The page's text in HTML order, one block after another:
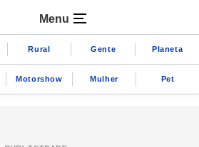
Menu
Rural Gente Planeta
Motorshow Mulher Pet